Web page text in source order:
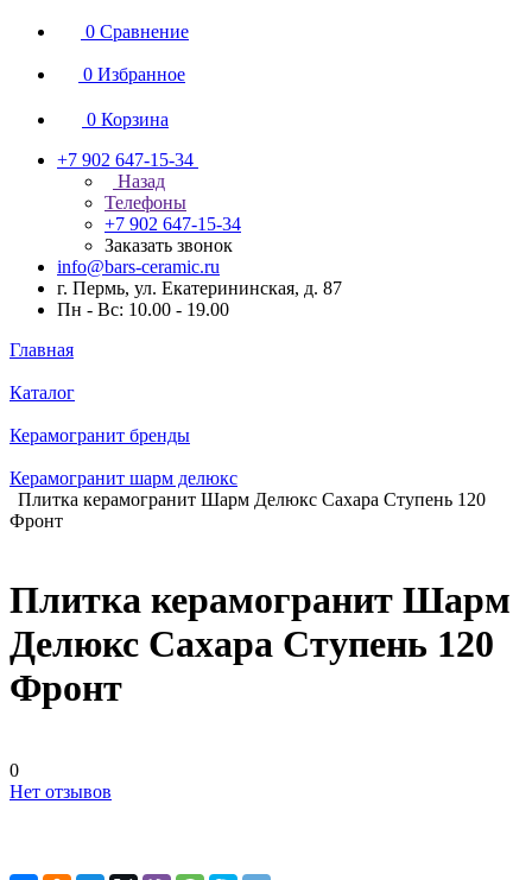
0 Сравнение
0 Избранное
0 Корзина
+7 902 647-15-34
Назад
Телефоны
+7 902 647-15-34
Заказать звонок
info@bars-ceramic.ru
г. Пермь, ул. Екатерининская, д. 87
Пн - Вс: 10.00 - 19.00
Главная
Каталог
Керамогранит бренды
Керамогранит шарм делюкс
Плитка керамогранит Шарм Делюкс Сахара Ступень 120
Фронт
Плитка керамогранит Шарм
Делюкс Сахара Ступень 120
Фронт
0
Нет отзывов